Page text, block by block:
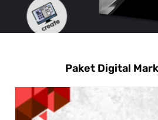
Paket Digital